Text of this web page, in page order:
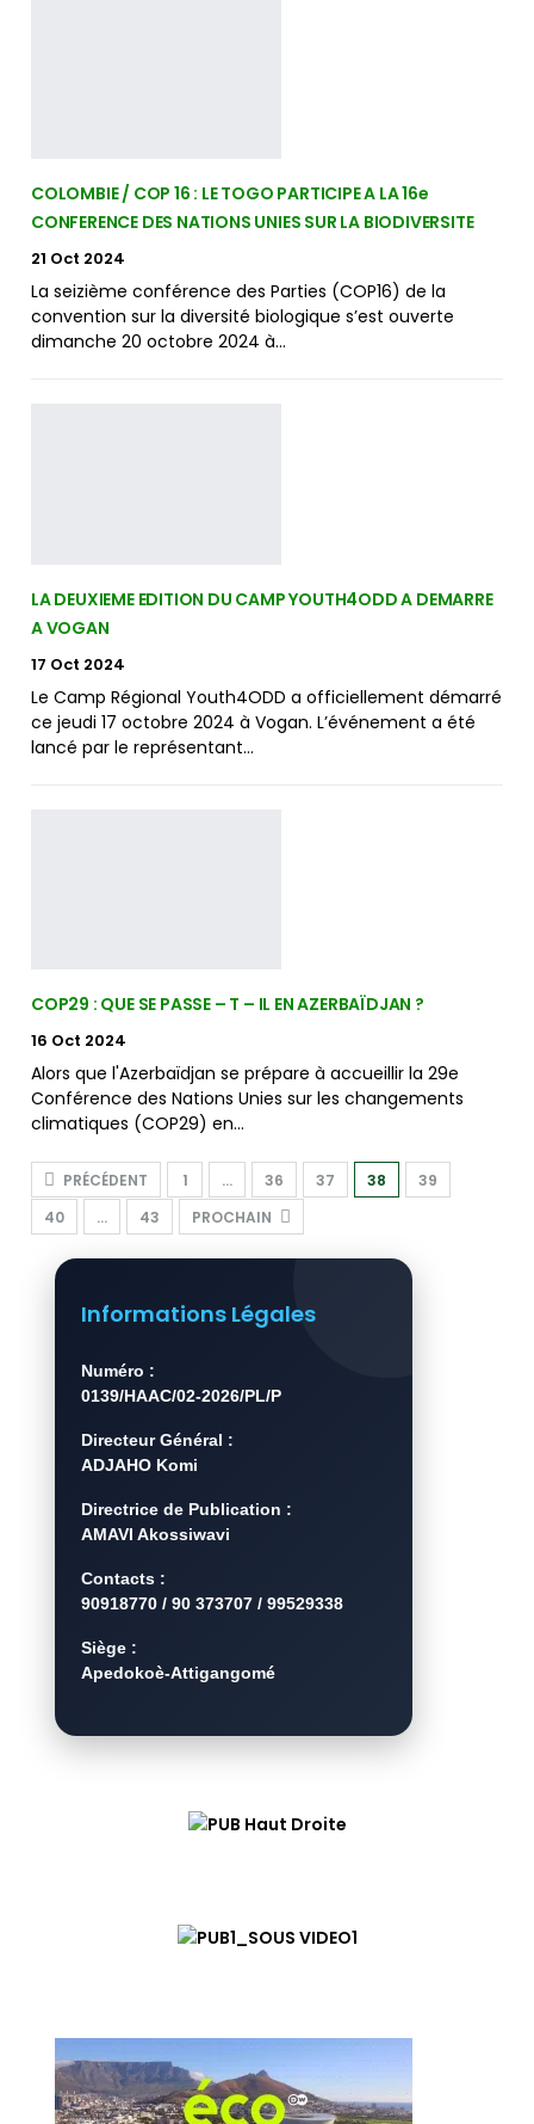
COLOMBIE / COP 16 : LE TOGO PARTICIPE A LA 16e
CONFERENCE DES NATIONS UNIES SUR LA BIODIVERSITE
21 Oct 2024
La seizième conférence des Parties (COP16) de la
convention sur la diversité biologique s’est ouverte
dimanche 20 octobre 2024 à…
LA DEUXIEME EDITION DU CAMP YOUTH4ODD A DEMARRE
A VOGAN
17 Oct 2024
Le Camp Régional Youth4ODD a officiellement démarré
ce jeudi 17 octobre 2024 à Vogan. L’événement a été
lancé par le représentant…
COP29 : QUE SE PASSE – T – IL EN AZERBAÏDJAN ?
16 Oct 2024
Alors que l'Azerbaïdjan se prépare à accueillir la 29e
Conférence des Nations Unies sur les changements
climatiques (COP29) en…
PRÉCÉDENT 1 … 36 37 38
39
40
… 43 PROCHAIN
Informations Légales
Numéro :
0139/HAAC/02-2026/PL/P
Directeur Général :
ADJAHO Komi
Directrice de Publication :
AMAVI Akossiwavi
Contacts :
90918770 / 90 373707 / 99529338
Siège :
Apedokoè-Attigangomé